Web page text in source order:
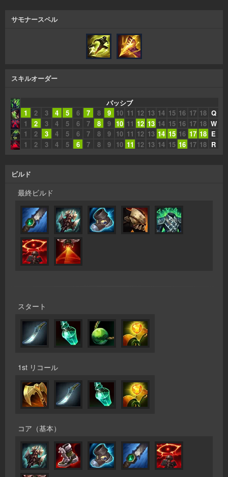
サモナースペル
スキルオーダー
パッシブ
1
2 3 4 5 6 7 8 9 10 11 12 13 14 15 16 17 18 Q
1
2 3 4 5 6 7 8 9 10 11 12 13 14 15 16 17 18 W
1
2 3 4 5 6 7 8 9 10 11 12 13 14 15 16 17 18 E
1
2 3 4 5 6 7 8 9 10 11 12 13 14 15 16 17 18 R
ビルド
最終ビルド
スタート
1st リコール
コア（基本）